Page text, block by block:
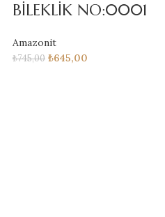
BİLEKLİK NO:0001
Amazonit
₺745,00 ₺645,00